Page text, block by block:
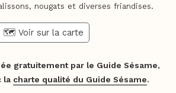
nougats et diverses friandises.
🗺️ Voir sur la carte
gratuitement par le Guide Sésame,
la charte qualité du Guide Sésame.